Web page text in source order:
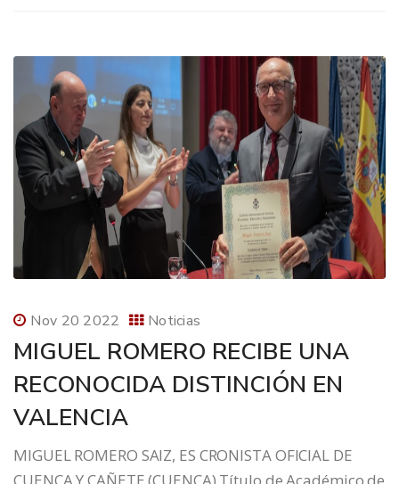
Nov 20 2022 Noticias
MIGUEL ROMERO RECIBE UNA
RECONOCIDA DISTINCIÓN EN
VALENCIA
MIGUEL ROMERO SAIZ, ES CRONISTA OFICIAL DE